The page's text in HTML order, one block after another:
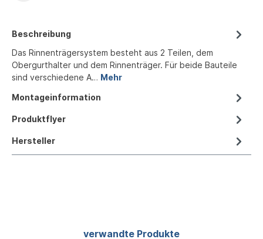
Beschreibung
Das Rinnenträgersystem besteht aus 2 Teilen, dem
Obergurthalter und dem Rinnenträger. Für beide Bauteile
sind verschiedene A… Mehr
Montageinformation
Produktflyer
Hersteller
Produktgalerie überspringen
verwandte Produkte